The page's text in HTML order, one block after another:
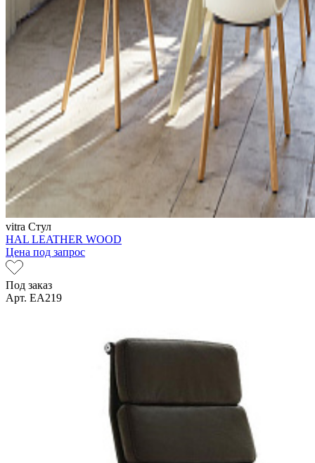
vitra Стул
HAL LEATHER WOOD
Цена под запрос
Под заказ
Арт. EA219